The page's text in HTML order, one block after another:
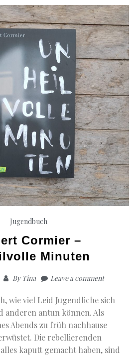
Jugendbuch
Cormier –
Minuten
ByTina Leave a comment
wie viel Leid Jugendliche sich
anderen antun können. Als
Abends zu früh nachhause
Die rebellierenden
kaputt gemacht haben, sind